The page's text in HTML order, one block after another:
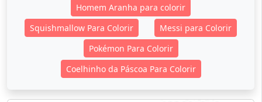
Homem Aranha para colorir
Squishmallow Para Colorir
Messi para Colorir
Pokémon Para Colorir
Coelhinho da Páscoa Para Colorir